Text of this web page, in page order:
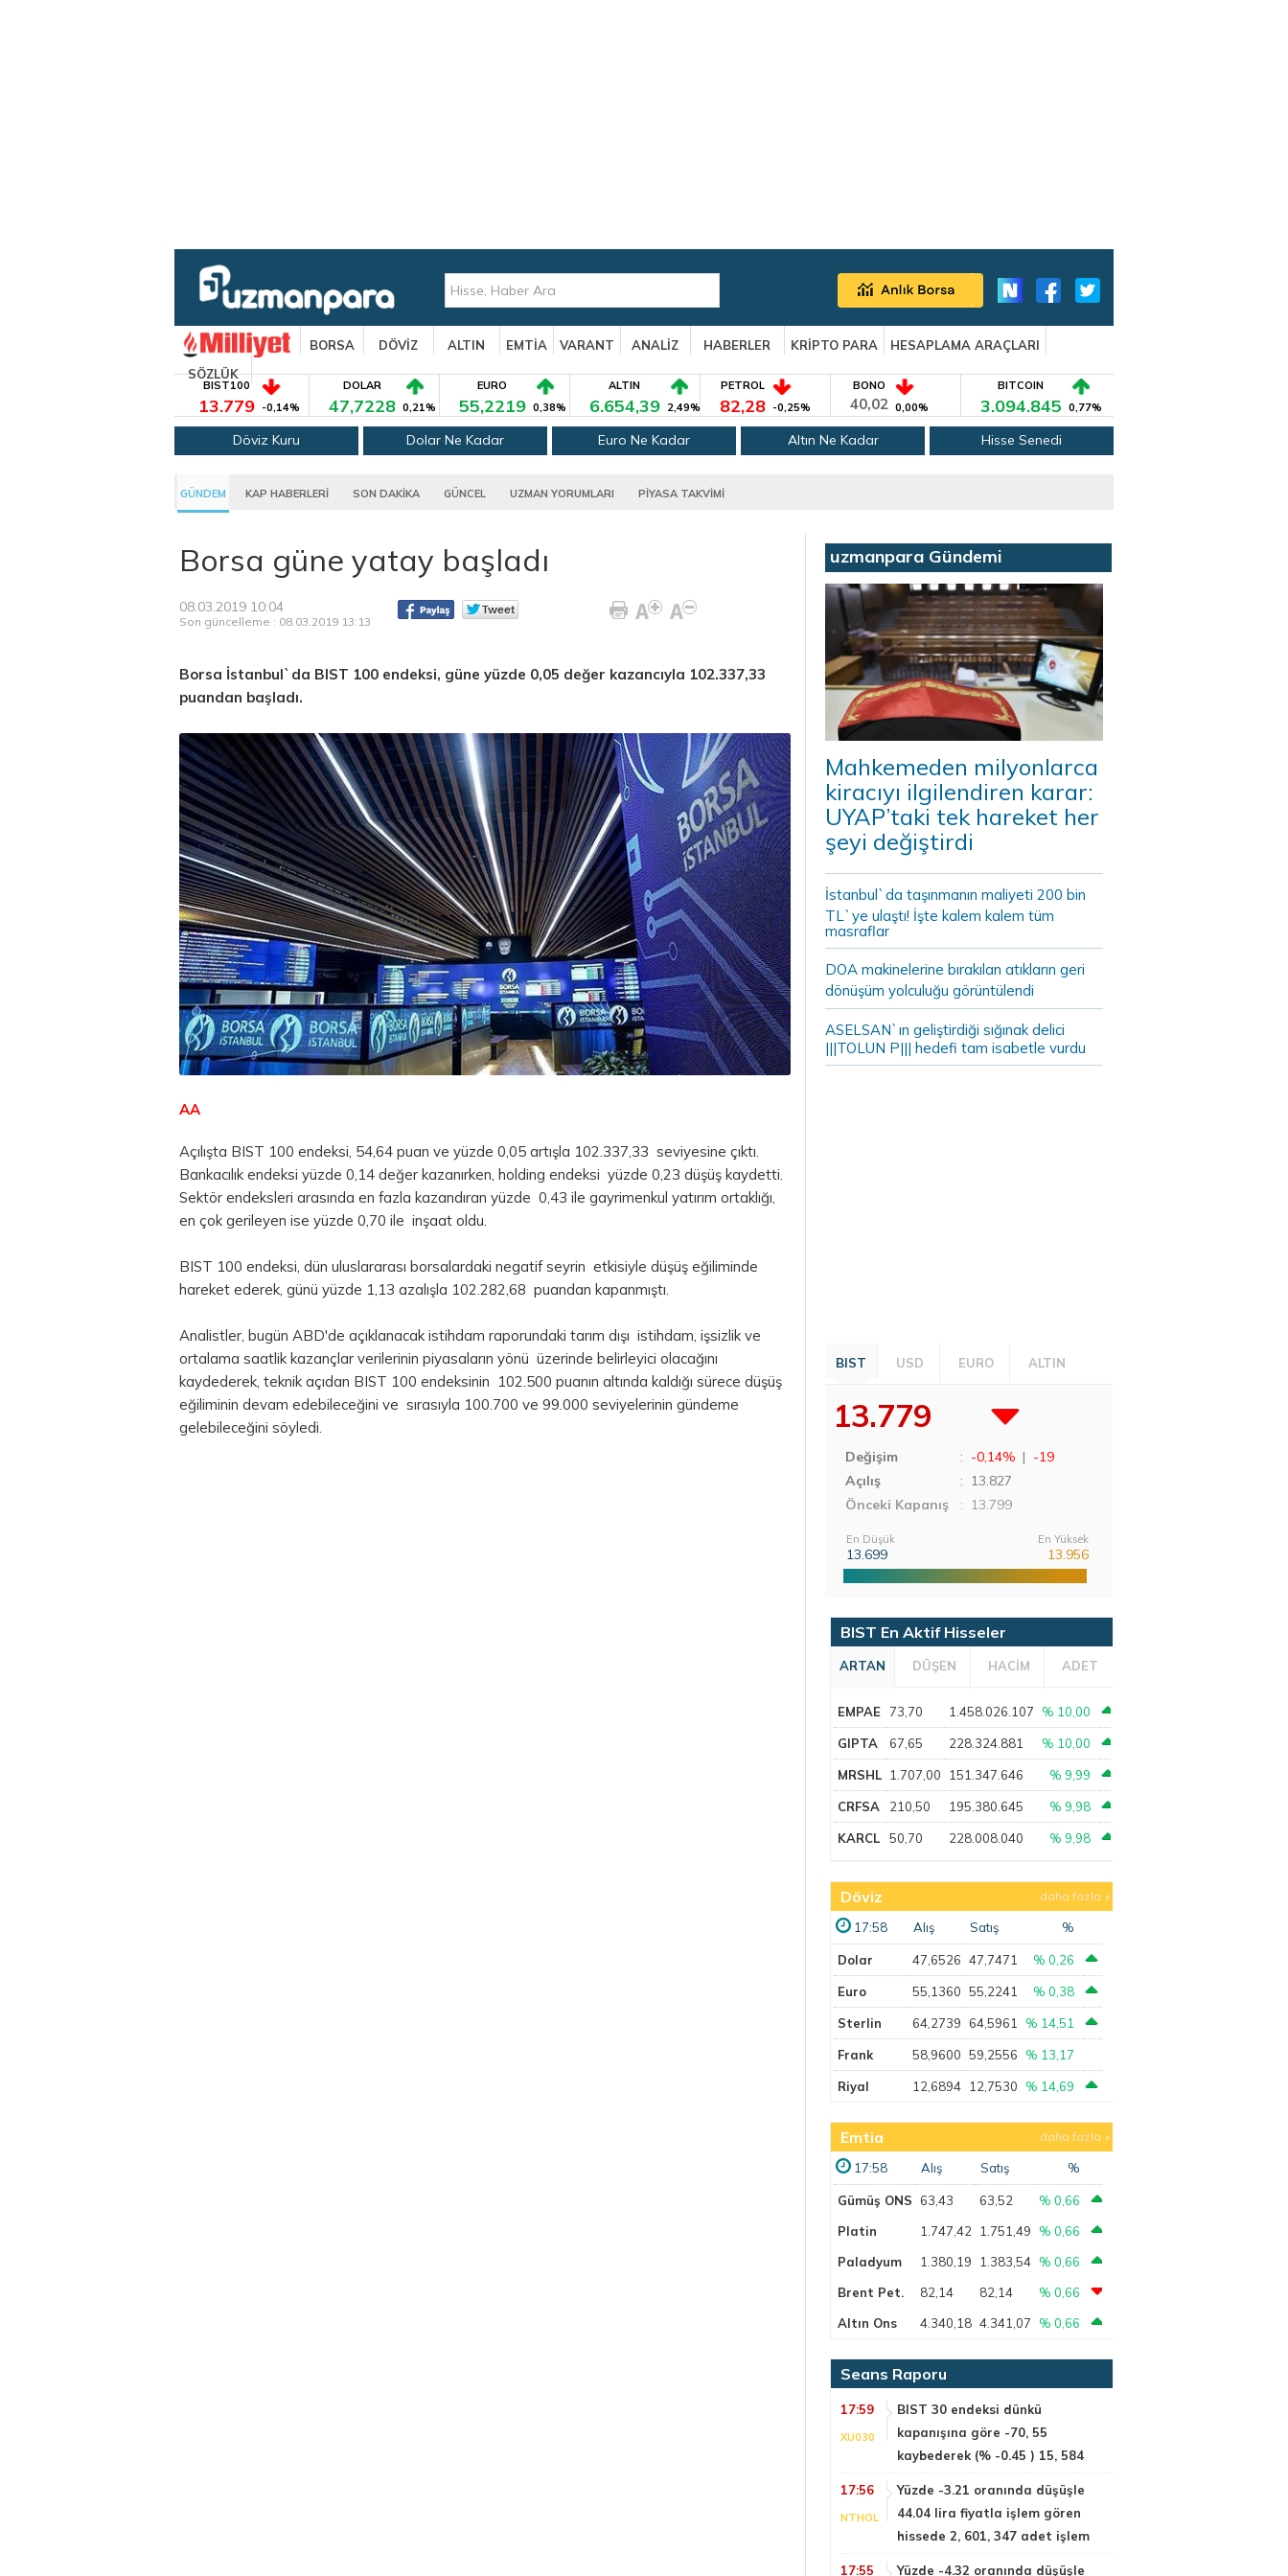
BORSA DÖVİZ ALTIN EMTİA VARANT ANALİZ HABERLER KRİPTO PARA
HESAPLAMA ARAÇLARI
SÖZLÜK
BIST100
13.779 -0,14%
DOLAR
47,7228 0,21%
EURO
55,2219 0,38%
ALTIN
6.654,39 2,49%
PETROL
82,28 -0,25%
BONO
40,02 0,00%
BITCOIN
3.094.845 0,77%
Döviz Kuru Dolar Ne Kadar Euro Ne Kadar Altın Ne Kadar Hisse Senedi
GÜNDEM KAP HABERLERİ SON DAKİKA GÜNCEL UZMAN YORUMLARI PİYASA TAKVİMİ
Borsa güne yatay başladı
08.03.2019 10:04
Son güncelleme : 08.03.2019 13:13
Borsa İstanbul`da BIST 100 endeksi, güne yüzde 0,05 değer kazancıyla 102.337,33
puandan başladı.
AA
Açılışta BIST 100 endeksi, 54,64 puan ve yüzde 0,05 artışla 102.337,33 seviyesine çıktı.
Bankacılık endeksi yüzde 0,14 değer kazanırken, holding endeksi yüzde 0,23 düşüş kaydetti.
Sektör endeksleri arasında en fazla kazandıran yüzde 0,43 ile gayrimenkul yatırım ortaklığı,
en çok gerileyen ise yüzde 0,70 ile inşaat oldu.
BIST 100 endeksi, dün uluslararası borsalardaki negatif seyrin etkisiyle düşüş eğiliminde
hareket ederek, günü yüzde 1,13 azalışla 102.282,68 puandan kapanmıştı.
Analistler, bugün ABD'de açıklanacak istihdam raporundaki tarım dışı istihdam, işsizlik ve
ortalama saatlik kazançlar verilerinin piyasaların yönü üzerinde belirleyici olacağını
kaydederek, teknik açıdan BIST 100 endeksinin 102.500 puanın altında kaldığı sürece düşüş
eğiliminin devam edebileceğini ve sırasıyla 100.700 ve 99.000 seviyelerinin gündeme
gelebileceğini söyledi.
uzmanpara Gündemi
Mahkemeden milyonlarca
kiracıyı ilgilendiren karar:
UYAP’taki tek hareket her
şeyi değiştirdi
İstanbul`da taşınmanın maliyeti 200 bin
TL`ye ulaştı! İşte kalem kalem tüm
masraflar
DOA makinelerine bırakılan atıkların geri
dönüşüm yolculuğu görüntülendi
ASELSAN`ın geliştirdiği sığınak delici
|||TOLUN P||| hedefi tam isabetle vurdu
BIST USD EURO ALTIN
13.779
Değişim : -0,14% | -19
Açılış
: 13.827
Önceki Kapanış
: 13.799
En Düşük
13.699
En Yüksek
13.956
BIST En Aktif Hisseler
ARTAN DÜŞEN HACİM ADET
EMPAE 73,70 1.458.026.107 % 10,00
GIPTA 67,65 228.324.881 % 10,00
MRSHL 1.707,00 151.347.646 % 9,99
CRFSA 210,50 195.380.645 % 9,98
KARCL 50,70 228.008.040 % 9,98
Döviz daha fazla
17:58 Alış Satış %
Dolar 47,6526 47,7471 % 0,26
Euro 55,1360 55,2241 % 0,38
Sterlin 64,2739 64,5961 % 14,51
Frank 58,9600 59,2556 % 13,17
Riyal 12,6894 12,7530 % 14,69
Emtia daha fazla
17:58 Alış Satış %
Gümüş ONS 63,43 63,52
% 0,66
Platin
1.747,42 1.751,49
% 0,66
Paladyum
1.380,19 1.383,54 % 0,66
Brent Pet.
82,14 82,14
% 0,66
Altın Ons
4.340,18 4.341,07 % 0,66
Seans Raporu
17:59
XU030
BIST 30 endeksi dünkü
kapanışına göre -70, 55
kaybederek (% -0.45 ) 15, 584
17:56
NTHOL
Yüzde -3.21 oranında düşüşle
44.04 lira fiyatla işlem gören
hissede 2, 601, 347 adet işlem
17:55
Yüzde -4.32 oranında düşüşle